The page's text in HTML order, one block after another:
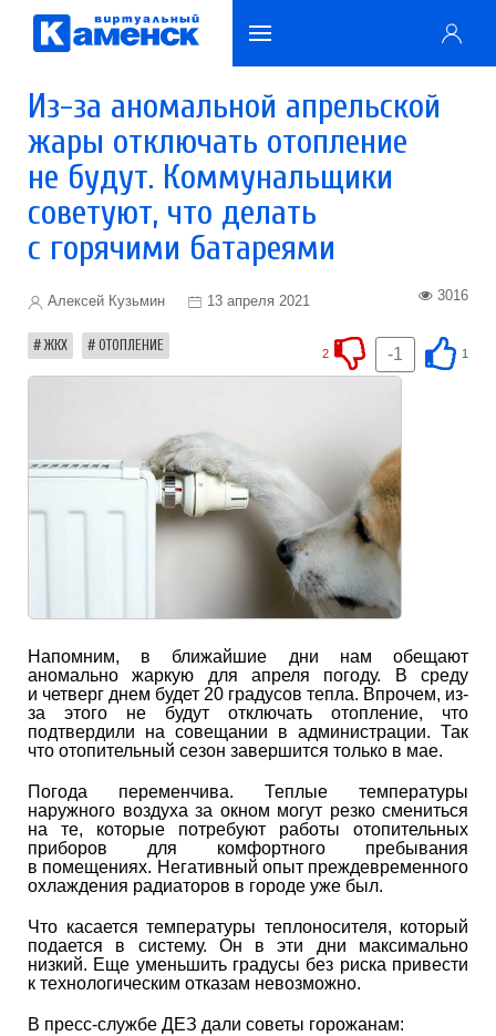
Из-за аномальной апрельской
жары отключать отопление
не будут. Коммунальщики
советуют, что делать
с горячими батареями
Алексей Кузьмин 13 апреля 2021 3016
ЖКХ ОТОПЛЕНИЕ 1
-1
2
Напомним, в ближайшие дни нам обещают
аномально жаркую для апреля погоду. В среду
и четверг днем будет 20 градусов тепла. Впрочем, из-
за этого не будут отключать отопление, что
подтвердили на совещании в администрации. Так
что отопительный сезон завершится только в мае.
Погода переменчива. Теплые температуры
наружного воздуха за окном могут резко смениться
на те, которые потребуют работы отопительных
приборов для комфортного пребывания
в помещениях. Негативный опыт преждевременного
охлаждения радиаторов в городе уже был.
Что касается температуры теплоносителя, который
подается в систему. Он в эти дни максимально
низкий. Еще уменьшить градусы без риска привести
к технологическим отказам невозможно.
В пресс-службе ДЕЗ дали советы горожанам: